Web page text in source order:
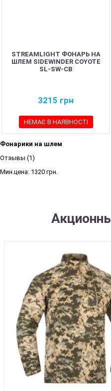
STREAMLIGHT ФОНАРЬ НА
ШЛЕМ SIDEWINDER COYOTE
SL-SW-CB
3215 грн
НЕМАЄ В НАЯВНОСТІ
Фонарики на шлем
Отзывы (1)
Мин.цена: 1320 грн.